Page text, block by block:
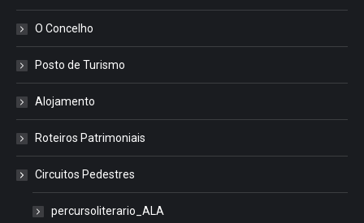
O Concelho
Posto de Turismo
Alojamento
Roteiros Patrimoniais
Circuitos Pedestres
percursoliterario_ALA